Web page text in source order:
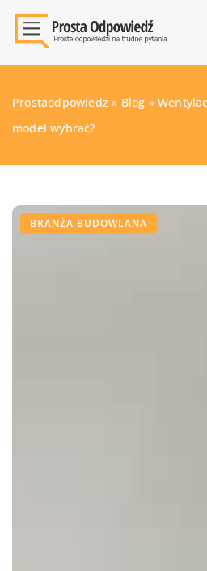
Prostaodpowiedz » Blog »
model wybrać?
BRANŻA BUDOWLANA